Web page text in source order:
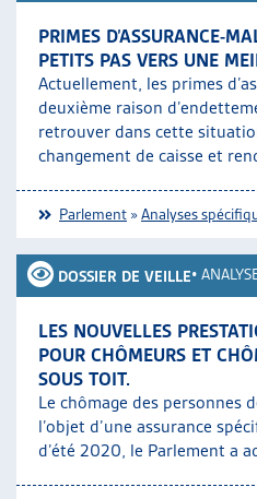
PRIMES D’ASSURANCE-
PETITS PAS VERS UNE
Actuellement, les primes
deuxième raison
retrouver dans cette
changement de caisse et
Parlement »Analyses
DOSSIER DE VEILLE•
LES NOUVELLES
POUR CHÔMEURS ET
SOUS TOIT.
Le chômage des personnes
l’objet d’une assurance
d’été 2020, le Parlement a